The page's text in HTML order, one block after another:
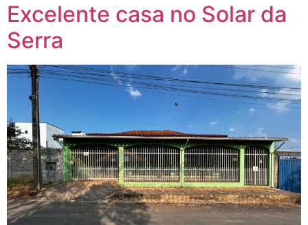
Excelente casa no Solar da
Serra